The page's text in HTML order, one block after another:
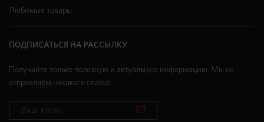
Любимые товары
ПОДПИСАТЬСЯ НА РАССЫЛКУ
Получайте только полезную и актуальную информацию. Мы не
отправляем никакого спама!